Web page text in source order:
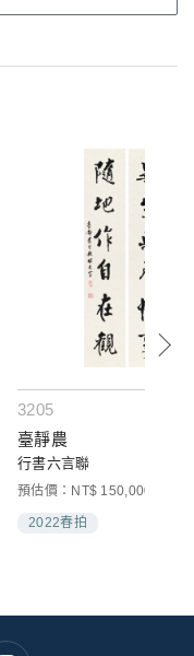
3205
臺靜農
行書六言聯
預估價：NT$ 150,000-
2022春拍